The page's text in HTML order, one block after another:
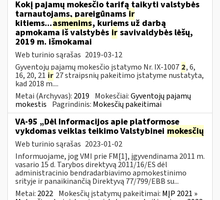
Kokį pajamų mokesčio tarifą taikyti valstybės
tarnautojams, pareigūnams ir
kitiems...asmenims, kuriems už darbą
apmokama iš valstybės ir savivaldybės lėšų,
2019 m. išmokamai
Web turinio sąrašas 2019-03-12
Gyventojų pajamų mokesčio įstatymo Nr. IX-1007 2, 6,
16, 20, 21 ir 27 straipsnių pakeitimo įstatyme nustatyta,
kad 2018 m....
Metai (Archyvas): 2019 Mokesčiai:Gyventojų pajamų
mokestis Pagrindinis: Mokesčių pakeitimai
VA-95 „Dėl Informacijos apie platformose
vykdomas veiklas teikimo Valstybinei mokesčių
Web turinio sąrašas 2023-01-02
Informuojame, jog VMI prie FM[1], įgyvendinama 2011 m.
vasario 15 d. Tarybos direktyvą 2011/16/ES dėl
administracinio bendradarbiavimo apmokestinimo
srityje ir panaikinančią Direktyvą 77/799/EBB su...
Metai: 2022 Mokesčių įstatymų pakeitimai: MĮP 2021 »